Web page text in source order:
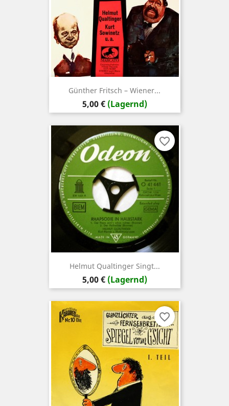
Günther Fritsch – Wiener...
Preis
5,00 € (Lagernd)
Helmut Qualtinger Singt...
Preis
5,00 € (Lagernd)
favorite_border
favorite_border